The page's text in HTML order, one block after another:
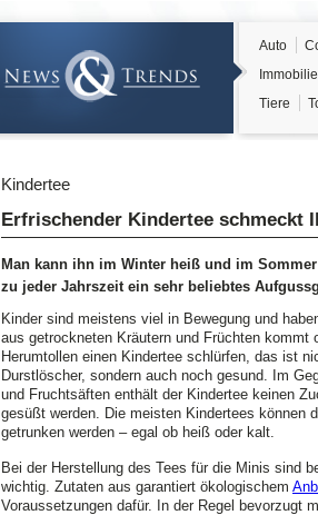
Auto
Tiere
Kindertee
Erfrischender Kindertee schmeckt
Man kann ihn im Winter heiß und im
zu jeder Jahrszeit ein sehr beliebtes
Kinder sind meistens viel in Bewegung und
aus getrockneten Kräutern und Früchten kommt
Herumtollen einen Kindertee schlürfen, das ist
Durstlöscher, sondern auch noch gesund. Im
und Fruchtsäften enthält der Kindertee keinen
gesüßt werden. Die meisten Kindertees können
getrunken werden – egal ob heiß oder kalt.
Bei der Herstellung des Tees für die Minis sind
wichtig. Zutaten aus garantiert ökologischem
Voraussetzungen dafür. In der Regel bevorzugt